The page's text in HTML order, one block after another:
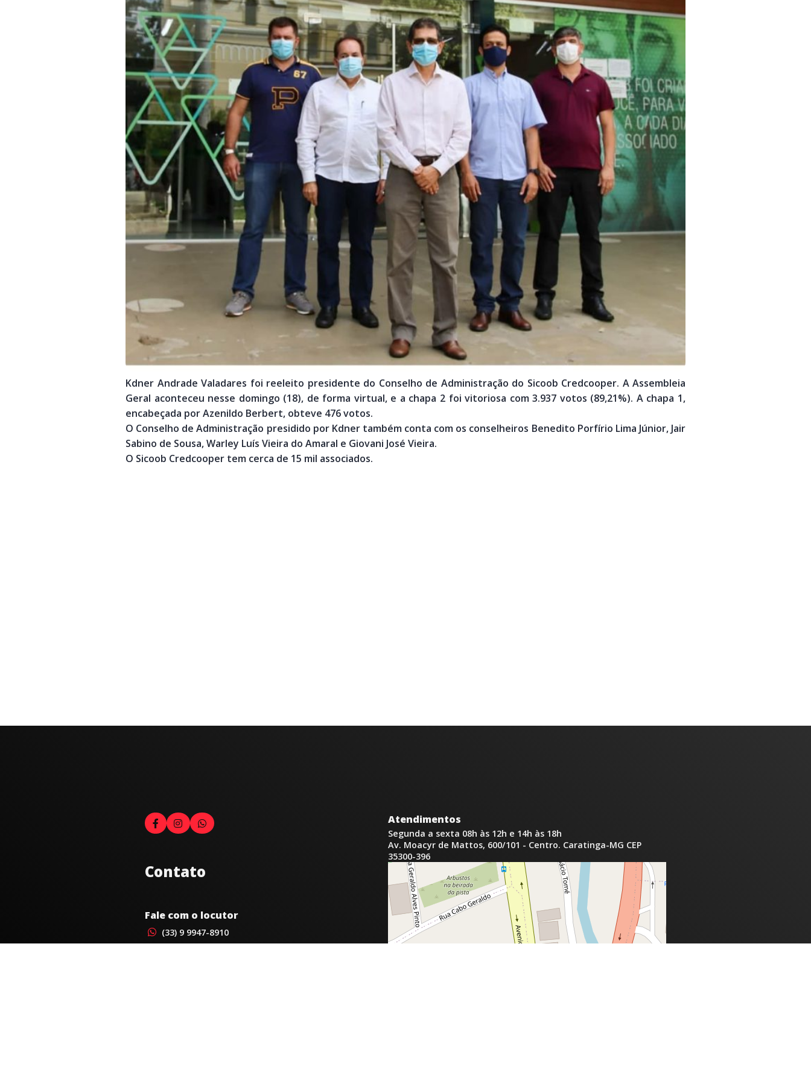
Kdner Andrade Valadares foi reeleito presidente do Conselho de Administração do Sicoob Credcooper. A Assembleia
Geral aconteceu nesse domingo (18), de forma virtual, e a chapa 2 foi vitoriosa com 3.937 votos (89,21%). A chapa 1,
encabeçada por Azenildo Berbert, obteve 476 votos.
O Conselho de Administração presidido por Kdner também conta com os conselheiros Benedito Porfírio Lima Júnior, Jair
Sabino de Sousa, Warley Luís Vieira do Amaral e Giovani José Vieira.
O Sicoob Credcooper tem cerca de 15 mil associados.
Contato
Fale com o locutor
(33) 9 9947-8910
Atendimentos
Segunda a sexta 08h às 12h e 14h às 18h
Av. Moacyr de Mattos, 600/101 - Centro. Caratinga-MG CEP
35300-396